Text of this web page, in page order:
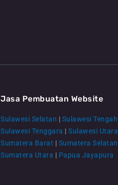
Jasa Pembuatan Website
Sulawesi Selatan | Sulawesi Tengah
Sulawesi Tenggara | Sulawesi Utara
Sumatera Barat | Sumatera Selatan
Sumatera Utara | Papua Jayapura